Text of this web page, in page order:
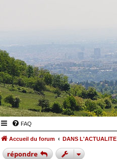
FAQ
Accueil du forum DANS L'ACTUALITE
répondre